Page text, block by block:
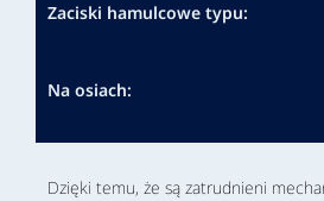
Zaciski hamulcowe typu:
Na osiach:
Dzięki temu, że są zatrudnieni